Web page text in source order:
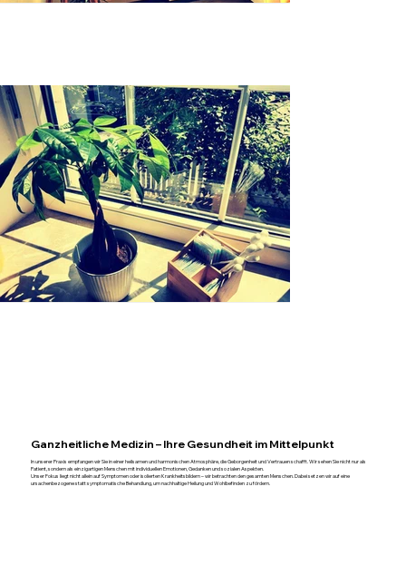
Ganzheitliche Medizin – Ihre Gesundheit im Mittelpunkt
In unserer Praxis empfangen wir Sie in einer heilsamen und harmonischen Atmosphäre, die Geborgenheit und Vertrauen schafft. Wir sehen Sie nicht nur als
Patient, sondern als einzigartigen Menschen mit individuellen Emotionen, Gedanken und sozialen Aspekten.
Unser Fokus liegt nicht allein auf Symptomen oder isolierten Krankheitsbildern – wir betrachten den gesamten Menschen. Dabei setzen wir auf eine
ursachenbezogene statt symptomatische Behandlung, um nachhaltige Heilung und Wohlbefinden zu fördern.